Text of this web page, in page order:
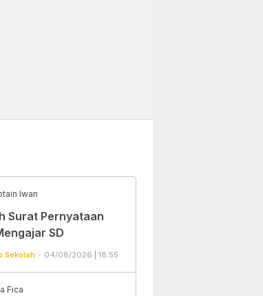
Iwan
Surat Pernyataan
SD
Sekolah 04/08/2026 | 18:55
Fica